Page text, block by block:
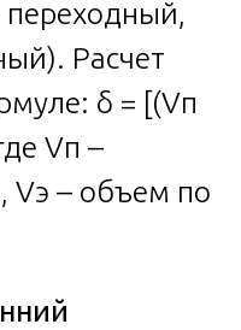
Расчет
δ = [(Vп
Vп –
Vэ – объем по